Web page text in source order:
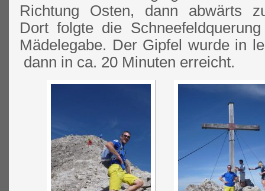
Richtung Osten, dann abwärts
Dort folgte die
Mädelegabe. Der Gipfel wurde in
dann in ca. 20 Minuten erreicht.